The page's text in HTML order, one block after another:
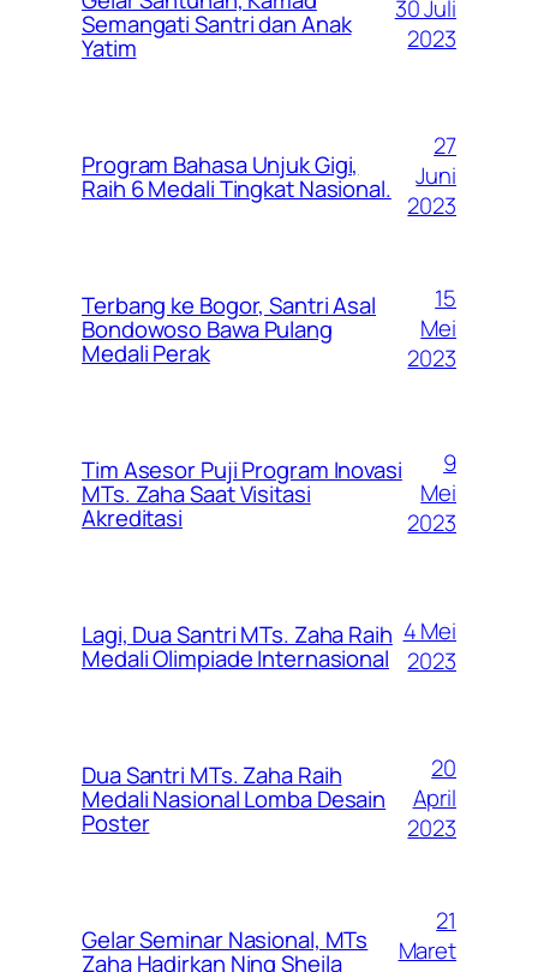
Semangati Santri dan Anak
Yatim
30 Juli
2023
Program Bahasa Unjuk Gigi,
Raih 6 Medali Tingkat Nasional.
27
Juni
2023
Terbang ke Bogor, Santri Asal
Bondowoso Bawa Pulang
Medali Perak
15
Mei
2023
Tim Asesor Puji Program Inovasi
MTs. Zaha Saat Visitasi
Akreditasi
9
Mei
2023
Lagi, Dua Santri MTs. Zaha Raih
Medali Olimpiade Internasional
4 Mei
2023
Dua Santri MTs. Zaha Raih
Medali Nasional Lomba Desain
Poster
20
April
2023
Gelar Seminar Nasional, MTs
Zaha Hadirkan Ning Sheila
21
Maret